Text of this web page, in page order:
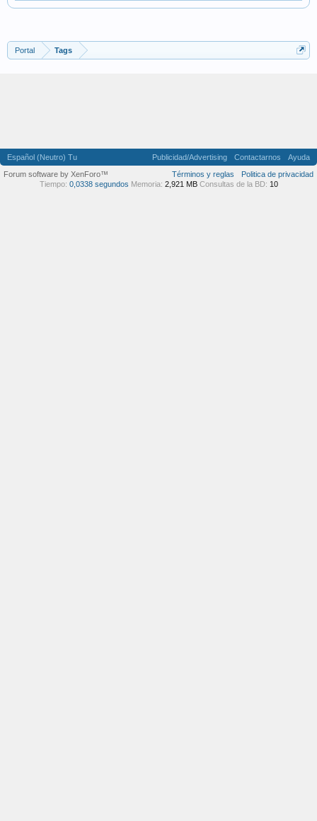
Portal Tags
Español (Neutro) Tu Publicidad/Advertising Contactarnos
Ayuda
Términos y reglas
Politica de privacidad
Forum software by XenForo™
Tiempo: 0,0338 segundos Memoria: 2,921 MB Consultas de la BD: 10